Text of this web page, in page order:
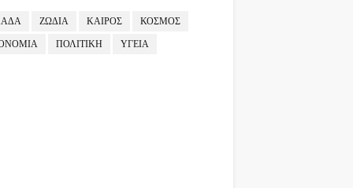
ΖΩΔΙΑ ΚΑΙΡΟΣ ΚΟΣΜΟΣ
ΠΟΛΙΤΙΚΗ ΥΓΕΙΑ